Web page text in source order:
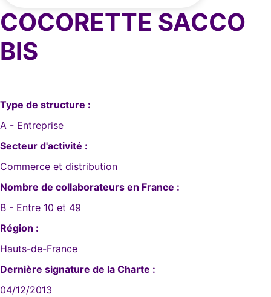
COCORETTE SACCO
BIS
Type de structure :
A - Entreprise
Secteur d'activité :
Commerce et distribution
Nombre de collaborateurs en France :
B - Entre 10 et 49
Région :
Hauts-de-France
Dernière signature de la Charte :
04/12/2013